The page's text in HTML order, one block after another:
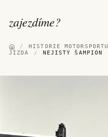
zajezdíme?
/ HISTORIE MOTORSPORTU
JÍZDA
/ NEJISTÝ ŠAMPIÓN